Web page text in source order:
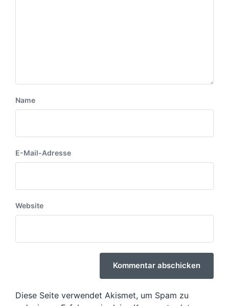
Name
E-Mail-Adresse
Website
Diese Seite verwendet Akismet, um Spam zu